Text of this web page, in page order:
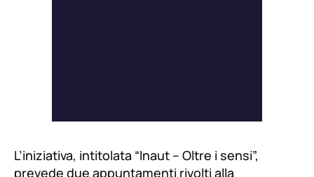
L’iniziativa, intitolata “Inaut – Oltre i sensi”,
prevede due appuntamenti rivolti alla